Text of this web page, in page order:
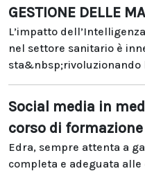
GESTIONE DELLE
L’impatto
nel settore sanitario è
sta&nbsp;rivoluzionando
Social media in
corso di formazione
Edra, sempre attenta a
completa e adeguata